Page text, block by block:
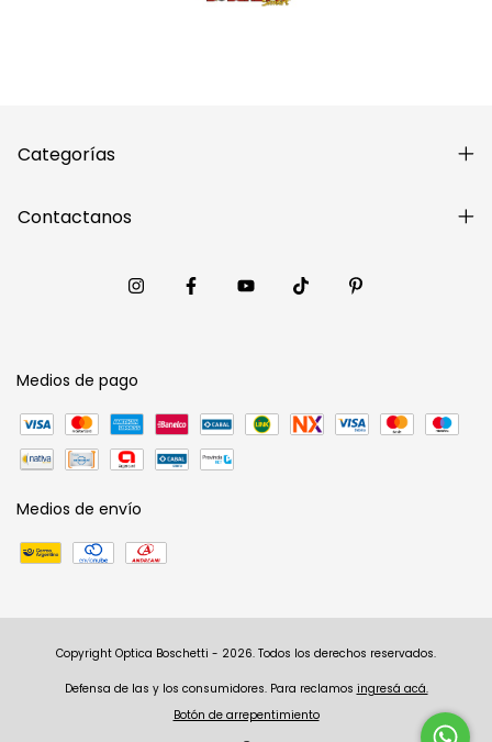
Categorías
Contactanos
Medios de pago
Medios de envío
Copyright Optica Boschetti - 2026. Todos los derechos reservados.
Defensa de las y los consumidores. Para reclamos ingresá acá.
Botón de arrepentimiento